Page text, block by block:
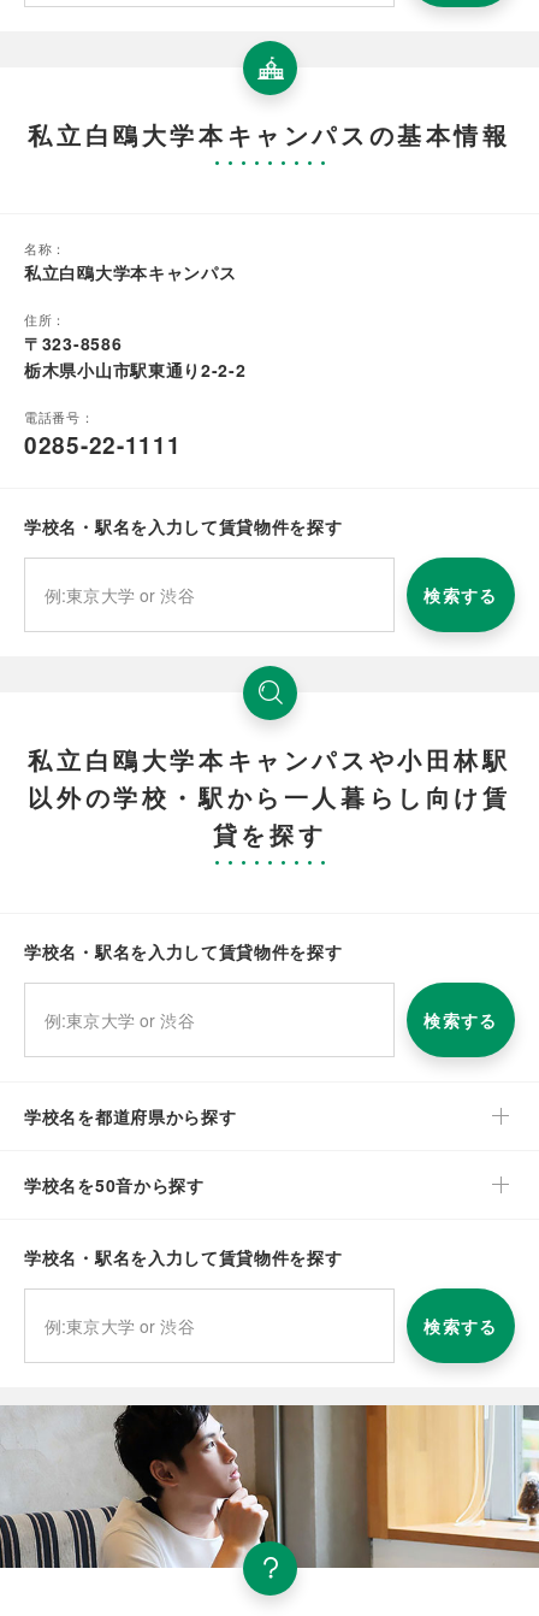
私立白鴎大学本キャンパスの基本情報
名称：
私立白鴎大学本キャンパス
住所：
〒323-8586
栃木県小山市駅東通り2-2-2
電話番号：
0285-22-1111
学校名・駅名を入力して賃貸物件を探す
検索する
私立白鴎大学本キャンパスや小田林駅
以外の学校・駅から一人暮らし向け賃
貸を探す
学校名・駅名を入力して賃貸物件を探す
検索する
学校名を都道府県から探す
学校名を50音から探す
学校名・駅名を入力して賃貸物件を探す
検索する